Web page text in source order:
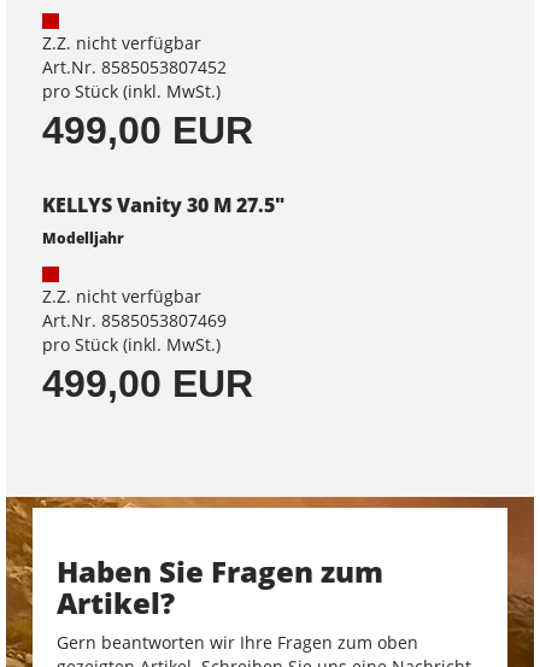
Z.Z. nicht verfügbar
Art.Nr. 8585053807452
pro Stück (inkl. MwSt.)
499,00 EUR
KELLYS Vanity 30 M 27.5"
Modelljahr
Z.Z. nicht verfügbar
Art.Nr. 8585053807469
pro Stück (inkl. MwSt.)
499,00 EUR
Haben Sie Fragen zum
Artikel?
Gern beantworten wir Ihre Fragen zum oben